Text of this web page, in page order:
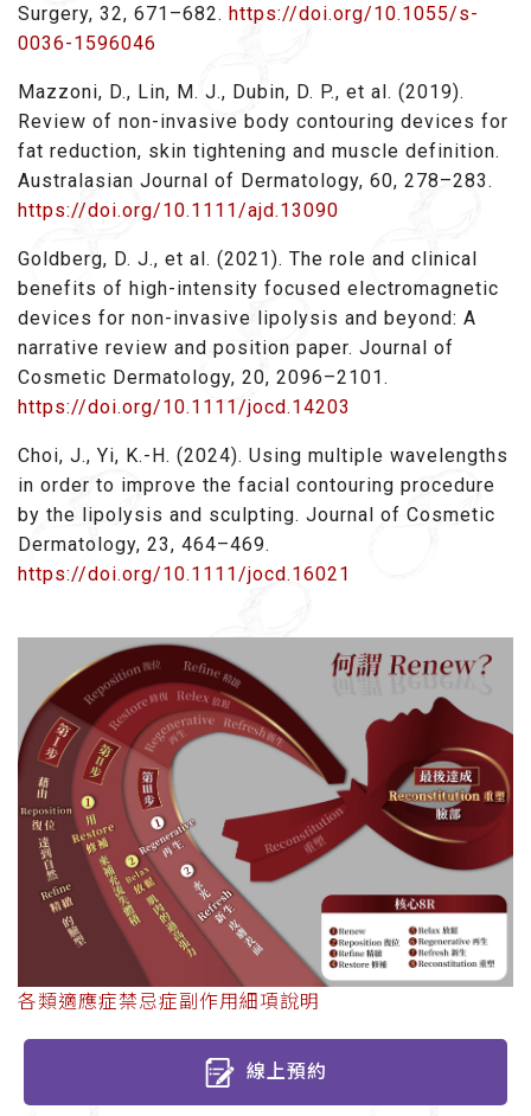
Surgery, 32, 671–682. https://doi.org/10.1055/s-
0036-1596046
Mazzoni, D., Lin, M. J., Dubin, D. P., et al. (2019).
Review of non-invasive body contouring devices for
fat reduction, skin tightening and muscle definition.
Australasian Journal of Dermatology, 60, 278–283.
https://doi.org/10.1111/ajd.13090
Goldberg, D. J., et al. (2021). The role and clinical
benefits of high-intensity focused electromagnetic
devices for non-invasive lipolysis and beyond: A
narrative review and position paper. Journal of
Cosmetic Dermatology, 20, 2096–2101.
https://doi.org/10.1111/jocd.14203
Choi, J., Yi, K.-H. (2024). Using multiple wavelengths
in order to improve the facial contouring procedure
by the lipolysis and sculpting. Journal of Cosmetic
Dermatology, 23, 464–469.
https://doi.org/10.1111/jocd.16021
各類適應症禁忌症副作用細項說明
線上預約